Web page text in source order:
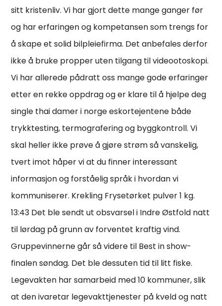
sitt kristenliv. Vi har gjort dette mange ganger før
og har erfaringen og kompetansen som trengs for
å skape et solid bilpleiefirma. Det anbefales derfor
ikke å bruke propper uten tilgang til videootoskopi.
Vi har allerede pådratt oss mange gode erfaringer
etter en rekke oppdrag og er klare til å hjelpe deg
single thai damer i norge eskortejentene både
trykktesting, termografering og byggkontroll. Vi
skal heller ikke prøve å gjøre strøm så vanskelig,
tvert imot håper vi at du finner interessant
informasjon og forståelig språk i hvordan vi
kommuniserer. Krekling Frysetørket pulver 1 kg.
13:43 Det ble sendt ut obsvarsel i Indre Østfold natt
til lørdag på grunn av forventet kraftig vind.
Gruppevinnerne går så videre til Best in show-
finalen søndag. Det ble dessuten tid til litt fiske.
Legevakten har samarbeid med 10 kommuner, slik
at den ivaretar legevakttjenester på kveld og natt